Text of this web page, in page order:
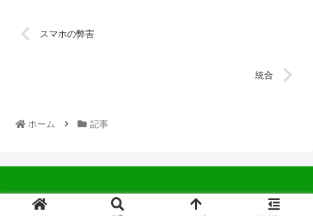
スマホの弊害
統合
ホーム 記事
© 2022 中広会長ブログ.